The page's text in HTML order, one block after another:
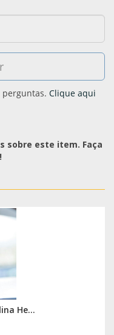
perguntas. Clique aqui
sobre este item. Faça
He...